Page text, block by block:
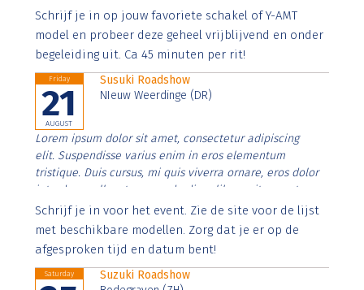
Aenean faucibus nibh et justo cursus id rutrum lorem
imperdiet. Nunc ut sem vitae risus tristique posuere.
Schrijf je in op jouw favoriete schakel of Y-AMT
model en probeer deze geheel vrijblijvend en onder
begeleiding uit. Ca 45 minuten per rit!
Friday
21
AUGUST
Susuki Roadshow
NIeuw Weerdinge (DR)
Lorem ipsum dolor sit amet, consectetur adipiscing
elit. Suspendisse varius enim in eros elementum
tristique. Duis cursus, mi quis viverra ornare, eros dolor
interdum nulla, ut commodo diam libero vitae erat.
Aenean faucibus nibh et justo cursus id rutrum lorem
imperdiet. Nunc ut sem vitae risus tristique posuere.
Schrijf je in voor het event. Zie de site voor de lijst
met beschikbare modellen. Zorg dat je er op de
afgesproken tijd en datum bent!
Saturday
Suzuki Roadshow